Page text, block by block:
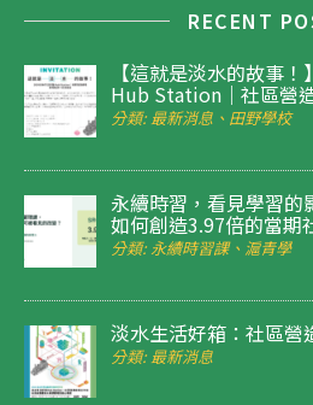
RECENT
【這就是淡水的故事
Hub Station｜社區營
分類: 最新消息、田野學校
永續時習，看見學習
如何創造3.97倍的當期
分類: 永續時習課、滬青學
淡水生活好箱：社區營
分類: 最新消息